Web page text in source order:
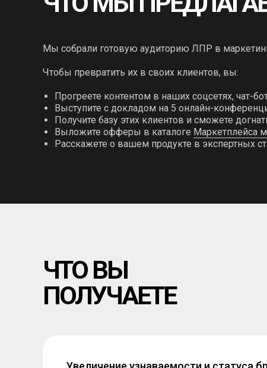
Мы собрали готовую аудиторию ЛПР в
Чтобы превратить их в своих клиентов, вы:
Прогреете контентом в наших соцсетях, чат-
Выступите с докладом на 5 онлайн-
Получите базу этих клиентов и сможете
Выложите офферы в каталоге Маркетплейса
Расскажете о вашем продукте в экспертных
ЧТО ВЫ
ПОЛУЧАЕТЕ